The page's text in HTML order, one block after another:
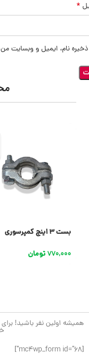
*
ذخیره نام، ایمیل و وبسایت
بست 3 اینچ کمپرسوری
770,000تومان
همیشه اولین نفر باشید!
[mc4wp_form id="68"]